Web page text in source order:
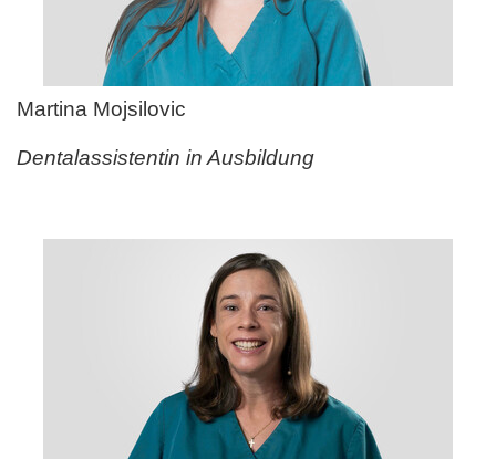
Martina Mojsilovic
Dentalassistentin in Ausbildung